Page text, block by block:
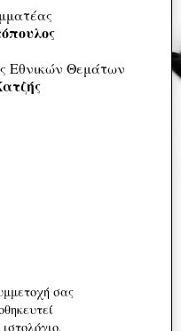
Εθνικών Θεμάτων
σας